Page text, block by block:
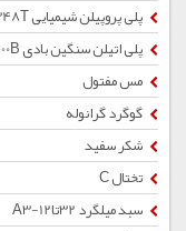
پلی پروپیلن شیمیایی ZR348T
پلی اتیلن سنگین بادی 8200B
مس مفتول
گوگرد گرانوله
شکر سفید
تختال C
سبد میلگرد 32تا12-A3